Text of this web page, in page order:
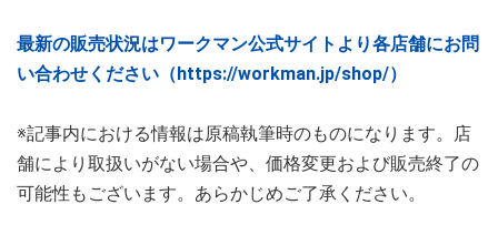
最新の販売状況はワークマン公式サイトより各店舗にお問
い合わせください（https://workman.jp/shop/）
※記事内における情報は原稿執筆時のものになります。店
舗により取扱いがない場合や、価格変更および販売終了の
可能性もございます。あらかじめご了承ください。